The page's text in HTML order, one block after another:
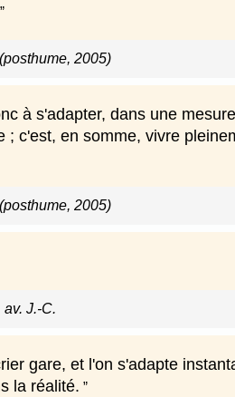
2005)
à s'adapter, dans une
c'est, en somme, vivre
2005)
av. J.-C.
gare, et l'on s'adapte
la réalité.